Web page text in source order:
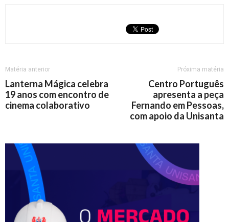
Matéria anterior
Lanterna Mágica celebra
19 anos com encontro de
cinema colaborativo
Próxima matéria
Centro Português
apresenta a peça
Fernando em Pessoas,
com apoio da Unisanta